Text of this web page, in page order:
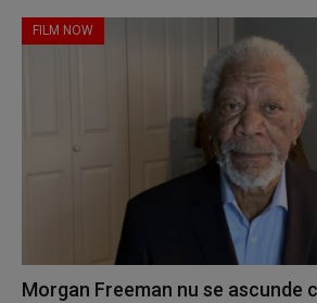
FILM NOW
Morgan Freeman nu se ascunde